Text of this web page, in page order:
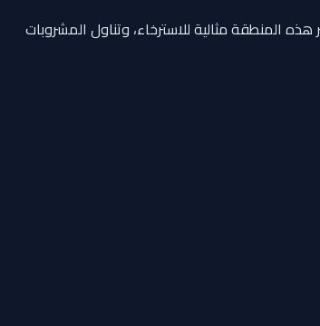
أبوظبي وجزرها الخلابة. تعتبر هذه المنطقة مثالية للاسترخاء، وتناول المشروبات